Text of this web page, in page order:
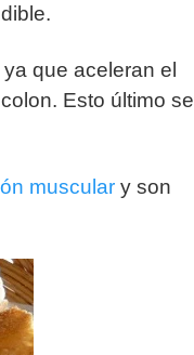
que aceleran el
Esto último se
muscular y son